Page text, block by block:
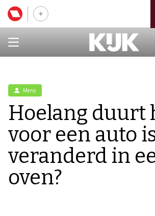
Mens
Hoelang duurt
voor een auto
veranderd in
oven?